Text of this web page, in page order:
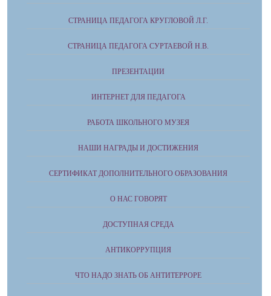
СТРАНИЦА ПЕДАГОГА КРУГЛОВОЙ Л.Г.
СТРАНИЦА ПЕДАГОГА СУРТАЕВОЙ Н.В.
ПРЕЗЕНТАЦИИ
ИНТЕРНЕТ ДЛЯ ПЕДАГОГА
РАБОТА ШКОЛЬНОГО МУЗЕЯ
НАШИ НАГРАДЫ И ДОСТИЖЕНИЯ
СЕРТИФИКАТ ДОПОЛНИТЕЛЬНОГО ОБРАЗОВАНИЯ
О НАС ГОВОРЯТ
ДОСТУПНАЯ СРЕДА
АНТИКОРРУПЦИЯ
ЧТО НАДО ЗНАТЬ ОБ АНТИТЕРРОРЕ